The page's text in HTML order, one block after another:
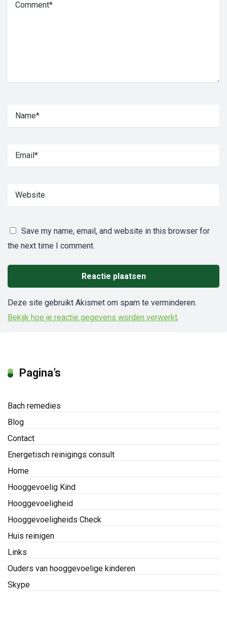
Save my name, email, and website in this browser for
the next time I comment.
Deze site gebruikt Akismet om spam te verminderen.
Bekijk hoe je reactie gegevens worden verwerkt.
Pagina’s
Bach remedies
Blog
Contact
Energetisch reinigings consult
Home
Hooggevoelig Kind
Hooggevoeligheid
Hooggevoeligheids Check
Huis reinigen
Links
Ouders van hooggevoelige kinderen
Skype